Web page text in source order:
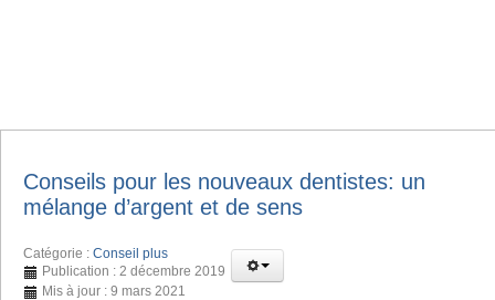
Conseils pour les nouveaux dentistes: un
mélange d’argent et de sens
Catégorie : Conseil plus
Publication : 2 décembre 2019
Mis à jour : 9 mars 2021